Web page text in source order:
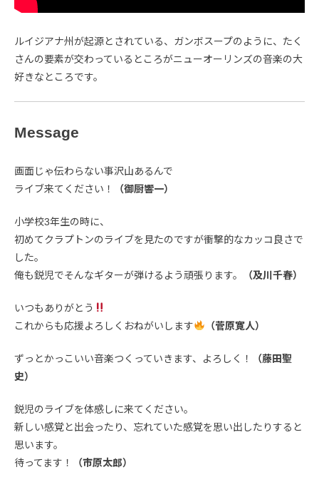
ルイジアナ州が起源とされている、ガンボスープのように、たく
さんの要素が交わっているところがニューオーリンズの音楽の大
好きなところです。
Message
画面じゃ伝わらない事沢山あるんで
ライブ来てください！
（御厨響一）
小学校3年生の時に、
初めてクラプトンのライブを見たのですが衝撃的なカッコ良さで
した。
俺も鋭児でそんなギターが弾けるよう頑張ります。
（及川千春）
いつもありがとう
これからも応援よろしくおねがいします
（菅原寛人）
ずっとかっこいい音楽つくっていきます、よろしく！
（藤田聖
史）
鋭児のライブを体感しに来てください。
新しい感覚と出会ったり、忘れていた感覚を思い出したりすると
思います。
待ってます！
（市原太郎）